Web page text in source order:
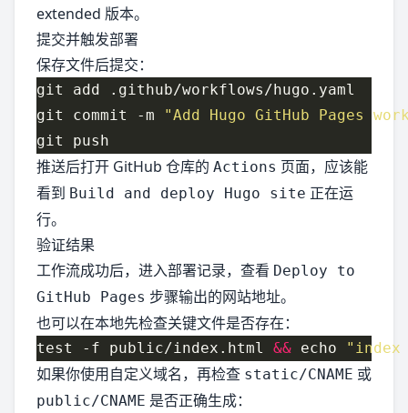
extended 版本。
提交并触发部署
保存文件后提交：
git commit -m
"Add Hugo GitHub Pages
推送后打开 GitHub 仓库的 Actions 页面，应该能
看到 Build and deploy Hugo site 正在运
行。
验证结果
工作流成功后，进入部署记录，查看 Deploy to
GitHub Pages 步骤输出的网站地址。
也可以在本地先检查关键文件是否存在：
test -f public/index.html && echo
如果你使用自定义域名，再检查 static/CNAME 或
public/CNAME 是否正确生成：